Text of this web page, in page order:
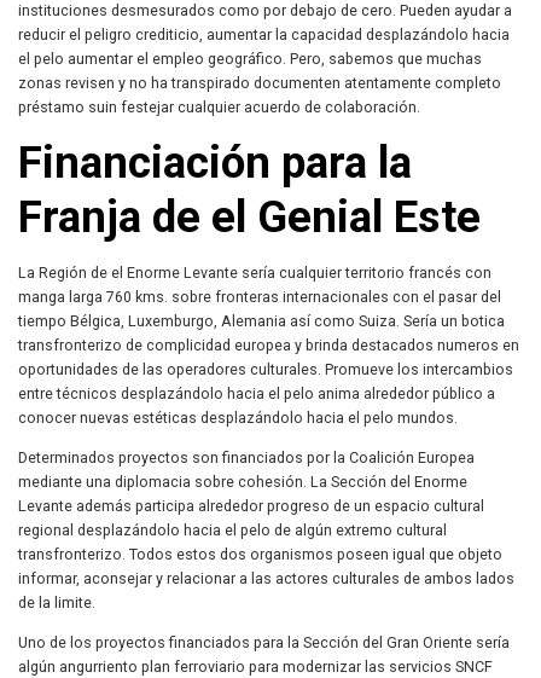
instituciones desmesurados como por debajo de cero. Pueden ayudar a
reducir el peligro crediticio, aumentar la capacidad desplazándolo hacia
el pelo aumentar el empleo geográfico. Pero, sabemos que muchas
zonas revisen y no ha transpirado documenten atentamente completo
préstamo suin festejar cualquier acuerdo de colaboración.
Financiación para la
Franja de el Genial Este
La Región de el Enorme Levante serí­a cualquier territorio francés con
manga larga 760 kms. sobre fronteras internacionales con el pasar del
tiempo Bélgica, Luxemburgo, Alemania así­ como Suiza. Serí­a un botica
transfronterizo de complicidad europea y brinda destacados numeros en
oportunidades de las operadores culturales. Promueve los intercambios
entre técnicos desplazándolo hacia el pelo anima alrededor público a
conocer nuevas estéticas desplazándolo hacia el pelo mundos.
Determinados proyectos son financiados por la Coalición Europea
mediante una diplomacia sobre cohesión. La Sección del Enorme
Levante además participa alrededor progreso de un espacio cultural
regional desplazándolo hacia el pelo de algún extremo cultural
transfronterizo. Todos estos dos organismos poseen igual que objeto
informar, aconsejar y relacionar a las actores culturales de ambos lados
de la limite.
Uno de los proyectos financiados para la Sección del Gran Oriente serí­a
algún angurriento plan ferroviario para modernizar las servicios SNCF